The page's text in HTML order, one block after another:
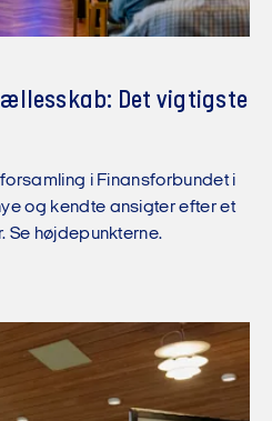
Det vigtigste
i Finansforbundet i
og kendte ansigter efter et
Se højdepunkterne.